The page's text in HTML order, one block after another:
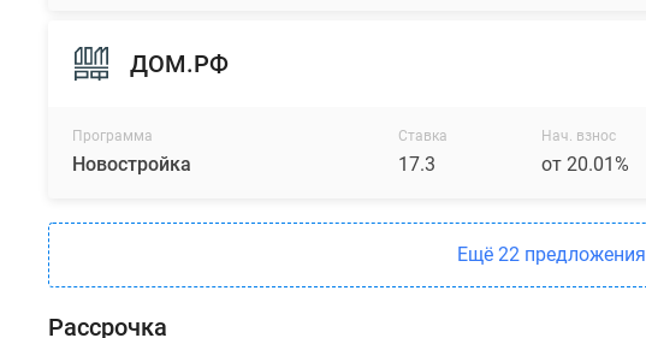
ДОМ.РФ
Программа
Новостройка
Ставка
17.3
Нач. взнос
от 20.01%
Ещё 22 предложения
Рассрочка